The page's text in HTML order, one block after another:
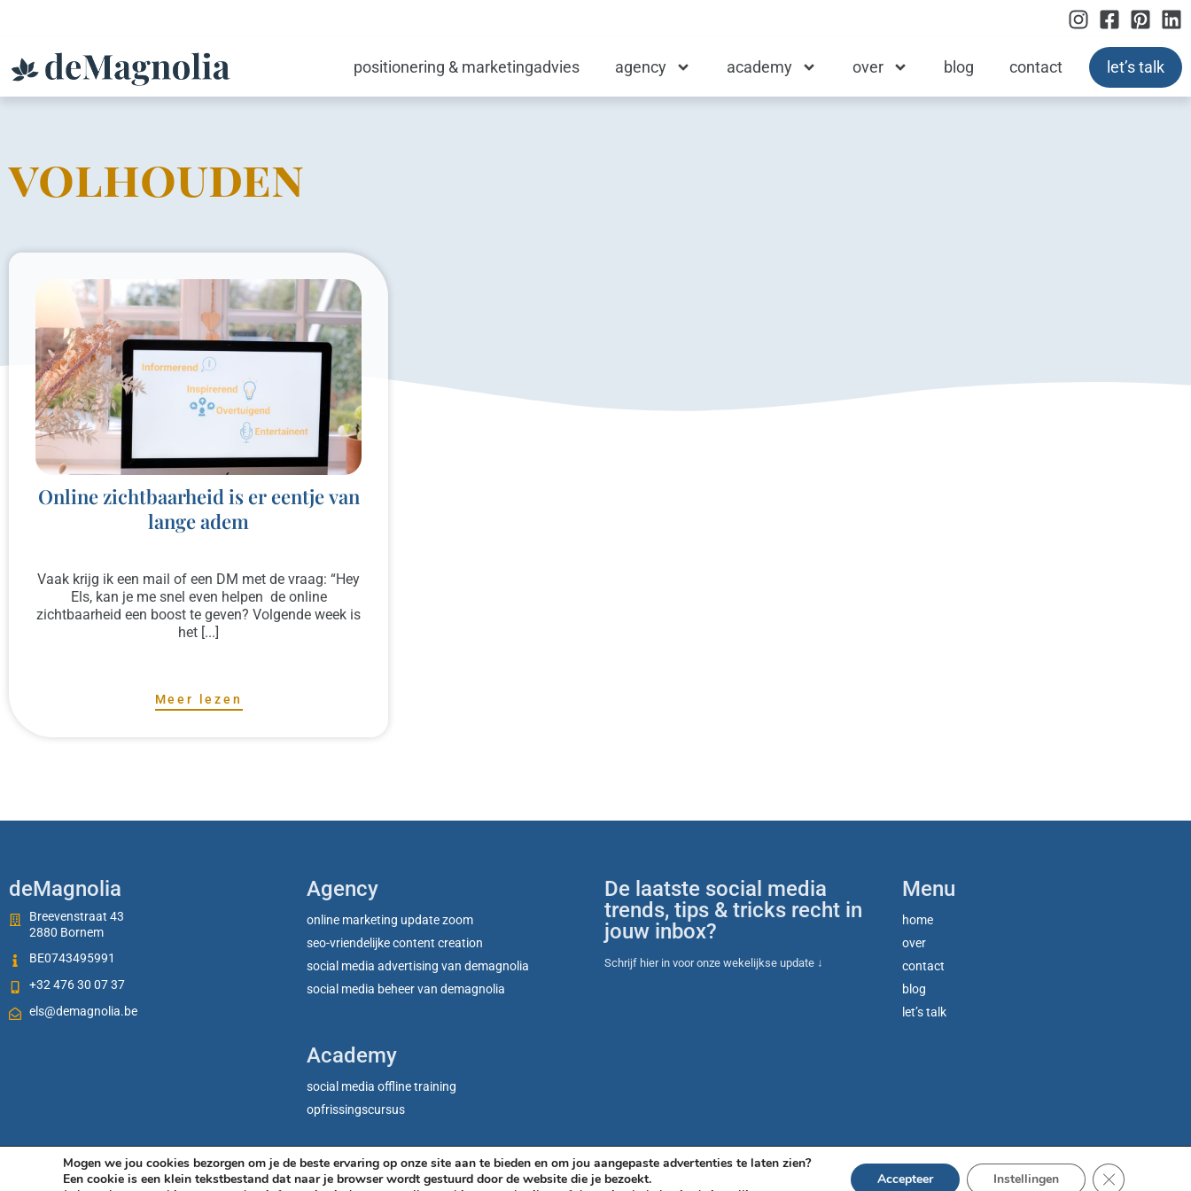
positionering & marketingadvies agency academy over blog contact let’s talk
volhouden
Online zichtbaarheid is er eentje van
lange adem
Vaak krijg ik een mail of een DM met de vraag: “Hey
Els, kan je me snel even helpen de online
zichtbaarheid een boost te geven? Volgende week is
het [...]
Meer lezen
deMagnolia
Breevenstraat 43
2880 Bornem
BE0743495991
+32 476 30 07 37
els@demagnolia.be
Agency
online marketing update zoom
seo-vriendelijke content creation
social media advertising van demagnolia
social media beheer van demagnolia
Academy
social media offline training
opfrissingscursus
De laatste social media
trends, tips & tricks recht in
jouw inbox?
Schrijf hier in voor onze wekelijkse update ↓
Menu
home
over
contact
blog
let’s talk
Algemene voorwaarden Privacy beleid
Mogen we jou cookies bezorgen om je de beste ervaring op onze site aan te bieden en om jou aangepaste advertenties te laten zien?
Een cookie is een klein tekstbestand dat naar je browser wordt gestuurd door de website die je bezoekt.
Accepteer Instellingen Sluit